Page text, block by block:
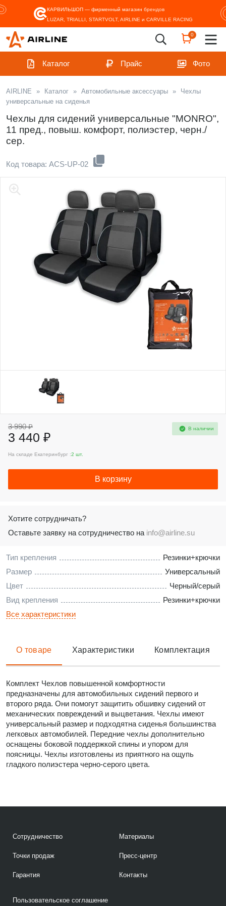
КАРВИЛЬШОП — фирменный магазин брендов
LUZAR, TRIALLI, STARTVOLT, AIRLINE и CARVILLE RACING
0
Каталог Прайс Фото
AIRLINE » Каталог » Автомобильные аксессуары »
Чехлы
универсальные на сиденья
Чехлы для сидений универсальные "MONRO",
11 пред., повыш. комфорт, полиэстер, черн./
сер.
Код товара: ACS-UP-02
Тип крепления
Резинки+крючки
Размер
Универсальный
Цвет
Черный/серый
Вид крепления
Резинки+крючки
Все характеристики
3 990 ₽
3 440 ₽
В наличии
На складе Екатеринбург :2 шт.
В корзину
Хотите сотрудничать?
Оставьте заявку на сотрудничество на info@airline.su
О товаре Характеристики Комплектация
Комплект Чехлов повышенной комфортности
предназначены для автомобильных сидений первого и
второго ряда. Они помогут защитить обшивку сидений от
механических повреждений и выцветания. Чехлы имеют
универсальный размер и подходятна сиденья большинства
легковых автомобилей. Передние чехлы дополнительно
оснащены боковой поддержкой спины и упором для
поясницы. Чехлы изготовлены из приятного на ощупь
гладкого полиэстера черно-серого цвета.
Сотрудничество
Точки продаж
Гарантия
Материалы
Пресс-центр
Контакты
Пользовательское соглашение